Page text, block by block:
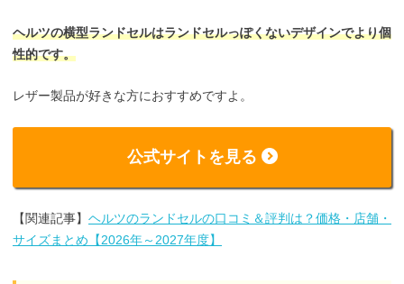
ヘルツの横型ランドセルはランドセルっぽくないデザインでより個
性的です。
レザー製品が好きな方におすすめですよ。
公式サイトを見る
【関連記事】 ヘルツのランドセルの口コミ＆評判は？価格・店舗・
サイズまとめ【2026年～2027年度】